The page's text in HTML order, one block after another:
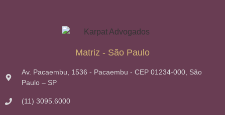
Matriz - São Paulo
Av. Pacaembu, 1536 - Pacaembu - CEP 01234-000, São
Paulo – SP
(11) 3095.6000